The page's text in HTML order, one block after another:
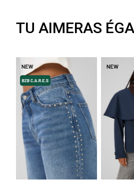
TU AIMERAS